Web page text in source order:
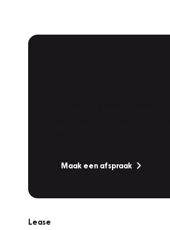
Maak een afspraak
Lease